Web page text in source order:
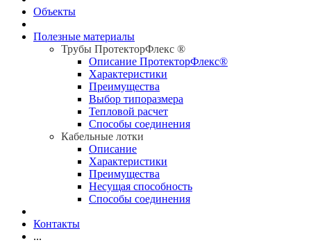
Объекты
Полезные материалы
Трубы ПротекторФлекс ®
Описание ПротекторФлекс®
Характеристики
Преимущества
Выбор типоразмера
Тепловой расчет
Способы соединения
Кабельные лотки
Описание
Характеристики
Преимущества
Несущая способность
Способы соединения
Контакты
...